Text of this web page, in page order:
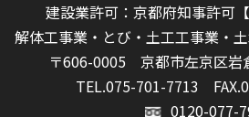
建設業許可：京都府知事許可
解体工事業・とび・土工工事業・
〒606-0005 京都市左京区岩
TEL.075-701-7713
0120-077-